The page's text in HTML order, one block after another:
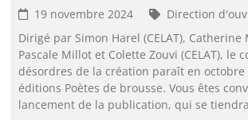
19 novembre 2024
Direction
Dirigé par Simon Harel (CELAT), Catherine
Pascale Millot et Colette Zouvi (CELAT), le
désordres de la création paraît en octobre
éditions Poètes de brousse. Vous êtes
lancement de la publication, qui se